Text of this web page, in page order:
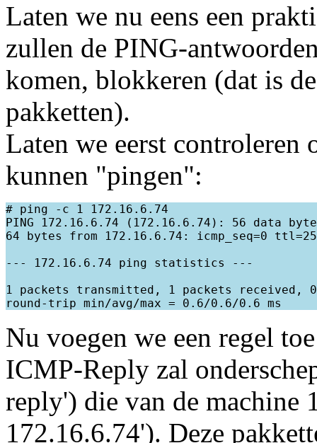
Laten we nu eens een
zullen de PING-
komen, blokkeren (dat is
pakketten).
Laten we eerst controleren
kunnen "pingen":
# ping -c 1 172.16.6.74
PING 172.16.6.74 (172.16.6.74): 56 data
64 bytes from 172.16.6.74: icmp_seq=0
--- 172.16.6.74 ping statistics ---
1 packets transmitted, 1 packets received,
Nu voegen we een regel
ICMP-Reply zal
reply') die van de machine
172.16.6.74'). Deze